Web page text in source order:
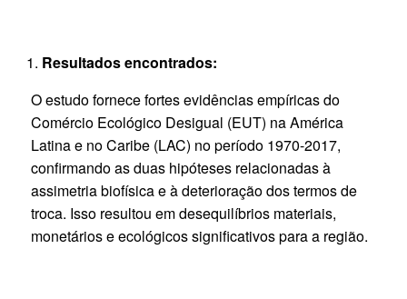
Resultados encontrados:
O estudo fornece fortes evidências empíricas do
Comércio Ecológico Desigual (EUT) na América
Latina e no Caribe (LAC) no período 1970-2017,
confirmando as duas hipóteses relacionadas à
assimetria biofísica e à deterioração dos termos de
troca. Isso resultou em desequilíbrios materiais,
monetários e ecológicos significativos para a região.